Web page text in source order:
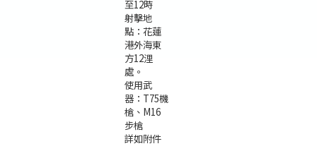
至12時
射擊地
點：花蓮
港外海東
方12浬
處。
使用武
器：T75機
槍、M16
步槍
詳如附件